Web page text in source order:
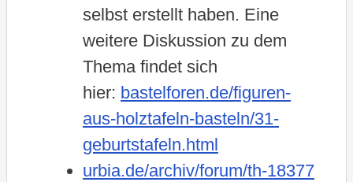
selbst erstellt haben. Eine
weitere Diskussion zu dem
Thema findet sich
hier: bastelforen.de/figuren-
aus-holztafeln-basteln/31-
geburtstafeln.html
urbia.de/archiv/forum/th-18377